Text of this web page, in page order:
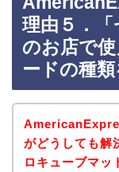
理由５．
のお店で
ードの種類
がどうしても解
ロキューブマッ